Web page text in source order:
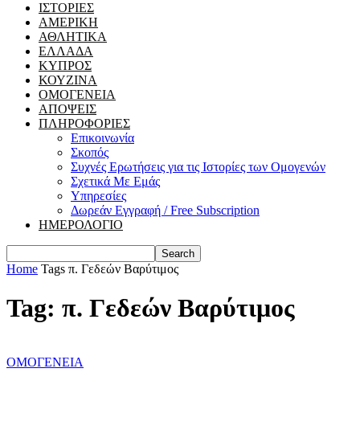
ΙΣΤΟΡΙΕΣ
ΑΜΕΡΙΚΗ
ΑΘΛΗΤΙΚΑ
ΕΛΛΑΔΑ
ΚΥΠΡΟΣ
ΚΟΥΖΙΝΑ
ΟΜΟΓΕΝΕΙΑ
ΑΠΟΨΕΙΣ
ΠΛΗΡΟΦΟΡΙΕΣ
Επικοινωνία
Σκοπός
Συχνές Ερωτήσεις για τις Ιστορίες των Ομογενών
Σχετικά Με Εμάς
Υπηρεσίες
Δωρεάν Εγγραφή / Free Subscription
ΗΜΕΡΟΛΟΓΙΟ
Home Tags π. Γεδεών Βαρύτιμος
Tag: π. Γεδεών Βαρύτιμος
ΟΜΟΓΕΝΕΙΑ